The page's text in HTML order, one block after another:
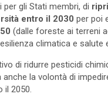
gli Stati membri, di
entro il 2030 per poi
(dalle foreste ai terreni
climatica e salute
di ridurre pesticidi
la volontà di
2050.